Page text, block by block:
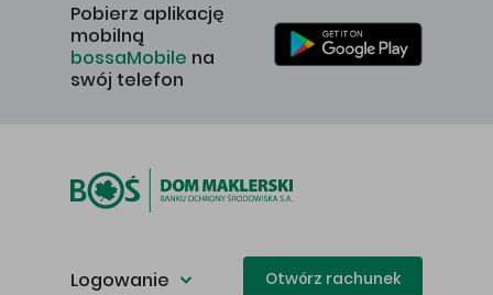
Pobierz aplikację
mobilną
bossaMobile na
swój telefon
Logowanie Otwórz rachunek